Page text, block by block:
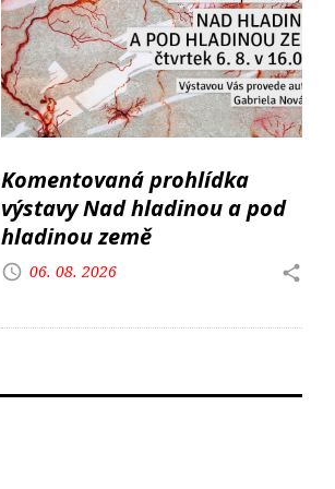
Komentovaná prohlídka
výstavy Nad hladinou a pod
hladinou země
06. 08. 2026